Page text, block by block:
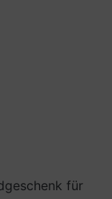
für